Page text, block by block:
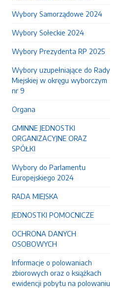
Wybory Samorządowe 2024
Wybory Sołeckie 2024
Wybory Prezydenta RP 2025
Wybory uzupełniające do Rady
Miejskiej w okręgu wyborczym
nr 9
Organa
GMINNE JEDNOSTKI
ORGANIZACYJNE ORAZ
SPÓŁKI
Wybory do Parlamentu
Europejskiego 2024
RADA MIEJSKA
JEDNOSTKI POMOCNICZE
OCHRONA DANYCH
OSOBOWYCH
Informacje o polowaniach
zbiorowych oraz o książkach
ewidencji pobytu na polowaniu